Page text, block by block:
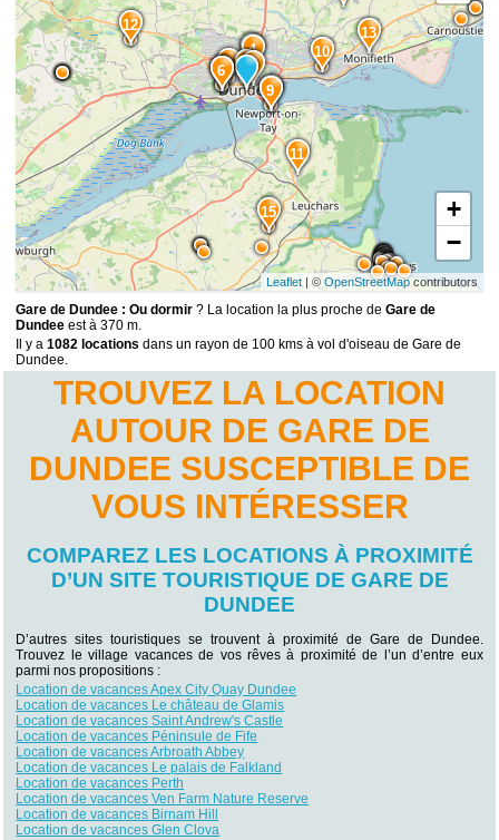
15
13
12
11
10
9
8
7
6
5
4
3
2
1
+
−
Leaflet| © OpenStreetMapcontributors
Gare de Dundee : Ou dormir ? La location la plus proche deGare de
Dundee est à 370 m.
Il y a1082 locations dans un rayon de 100 kms à vol d'oiseau de Gare de
Dundee.
TROUVEZ LA LOCATION
AUTOUR DE GARE DE
DUNDEE SUSCEPTIBLE DE
VOUS INTÉRESSER
COMPAREZ LES LOCATIONS À PROXIMITÉ
D’UN SITE TOURISTIQUE DE GARE DE
DUNDEE
D’autres sites touristiques se trouvent à proximité de Gare de Dundee.
Trouvez le village vacances de vos rêves à proximité de l’un d’entre eux
parmi nos propositions :
Location de vacances Apex City Quay Dundee
Location de vacances Le château de Glamis
Location de vacances Saint Andrew's Castle
Location de vacances Péninsule de Fife
Location de vacances Arbroath Abbey
Location de vacances Le palais de Falkland
Location de vacances Perth
Location de vacances Ven Farm Nature Reserve
Location de vacances Birnam Hill
Location de vacances Glen Clova